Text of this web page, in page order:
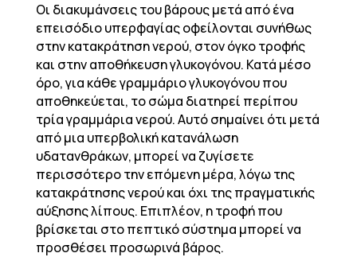
Οι διακυμάνσεις του βάρους μετά από ένα
επεισόδιο υπερφαγίας οφείλονται συνήθως
στην κατακράτηση νερού, στον όγκο τροφής
και στην αποθήκευση γλυκογόνου. Κατά μέσο
όρο, για κάθε γραμμάριο γλυκογόνου που
αποθηκεύεται, το σώμα διατηρεί περίπου
τρία γραμμάρια νερού. Αυτό σημαίνει ότι μετά
από μια υπερβολική κατανάλωση
υδατανθράκων, μπορεί να ζυγίσετε
περισσότερο την επόμενη μέρα, λόγω της
κατακράτησης νερού και όχι της πραγματικής
αύξησης λίπους. Επιπλέον, η τροφή που
βρίσκεται στο πεπτικό σύστημα μπορεί να
προσθέσει προσωρινά βάρος.